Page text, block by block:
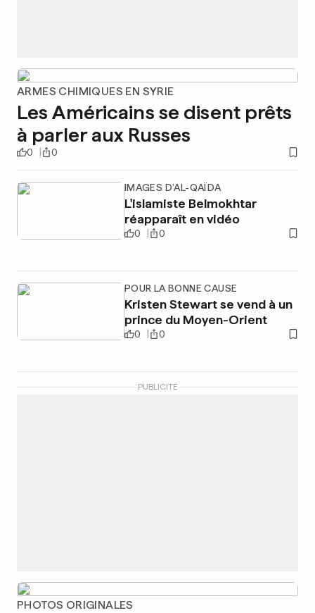
ARMES CHIMIQUES EN SYRIE
Les Américains se disent prêts
à parler aux Russes
0 0
IMAGES D'AL-QAÏDA
L'islamiste Belmokhtar
réapparaît en vidéo
0 0
POUR LA BONNE CAUSE
Kristen Stewart se vend à un
prince du Moyen-Orient
0 0
PUBLICITÉ
PHOTOS ORIGINALES